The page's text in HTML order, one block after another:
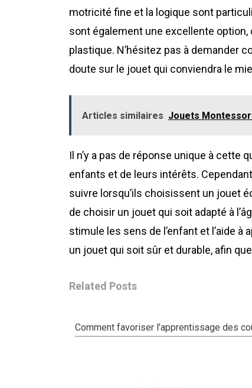
motricité fine et la logique sont
sont également une excellente
plastique. N’hésitez pas à demander
doute sur le jouet qui conviendra le
Articles similaires Jouets
Il n’y a pas de réponse unique à
enfants et de leurs intérêts.
suivre lorsqu’ils choisissent un jouet
de choisir un jouet qui soit adapté à
stimule les sens de l’enfant et l’aide
un jouet qui soit sûr et durable, afin
Related Posts
Comment favoriser l’apprentissage des